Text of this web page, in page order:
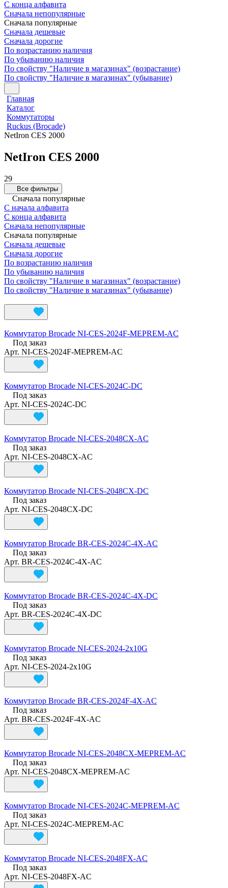
С конца алфавита
Сначала непопулярные
Сначала популярные
Сначала дешевые
Сначала дорогие
По возрастанию наличия
По убыванию наличия
По свойству "Наличие в магазинах" (возрастание)
По свойству "Наличие в магазинах" (убывание)
Главная
Каталог
Коммутаторы
Ruckus (Brocade)
NetIron CES 2000
NetIron CES 2000
29
Все фильтры
Сначала популярные
С начала алфавита
С конца алфавита
Сначала непопулярные
Сначала популярные
Сначала дешевые
Сначала дорогие
По возрастанию наличия
По убыванию наличия
По свойству "Наличие в магазинах" (возрастание)
По свойству "Наличие в магазинах" (убывание)
Коммутатор Brocade NI-CES-2024F-MEPREM-AC
Под заказ
Арт. NI-CES-2024F-MEPREM-AC
Коммутатор Brocade NI-CES-2024C-DC
Под заказ
Арт. NI-CES-2024C-DC
Коммутатор Brocade NI-CES-2048CX-AC
Под заказ
Арт. NI-CES-2048CX-AC
Коммутатор Brocade NI-CES-2048CX-DC
Под заказ
Арт. NI-CES-2048CX-DC
Коммутатор Brocade BR-CES-2024C-4X-AC
Под заказ
Арт. BR-CES-2024C-4X-AC
Коммутатор Brocade BR-CES-2024C-4X-DC
Под заказ
Арт. BR-CES-2024C-4X-DC
Коммутатор Brocade NI-CES-2024-2x10G
Под заказ
Арт. NI-CES-2024-2x10G
Коммутатор Brocade BR-CES-2024F-4X-AC
Под заказ
Арт. BR-CES-2024F-4X-AC
Коммутатор Brocade NI-CES-2048CX-MEPREM-AC
Под заказ
Арт. NI-CES-2048CX-MEPREM-AC
Коммутатор Brocade NI-CES-2024C-MEPREM-AC
Под заказ
Арт. NI-CES-2024C-MEPREM-AC
Коммутатор Brocade NI-CES-2048FX-AC
Под заказ
Арт. NI-CES-2048FX-AC